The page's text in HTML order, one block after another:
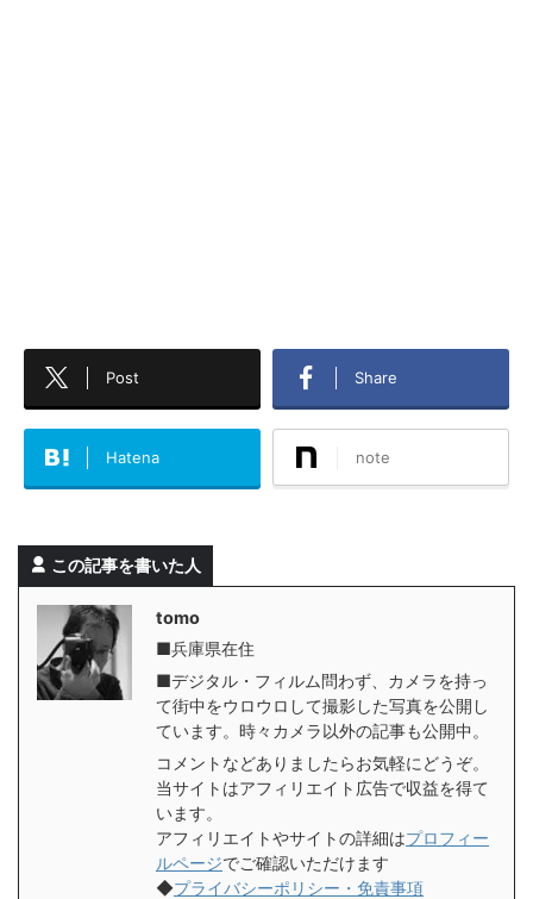
Post Share
Hatena note
この記事を書いた人
tomo
■兵庫県在住
■デジタル・フィルム問わず、カメラを持っ
て街中をウロウロして撮影した写真を公開し
ています。時々カメラ以外の記事も公開中。
コメントなどありましたらお気軽にどうぞ。
当サイトはアフィリエイト広告で収益を得て
います。
アフィリエイトやサイトの詳細はプロフィー
ルページでご確認いただけます
◆プライバシーポリシー・免責事項